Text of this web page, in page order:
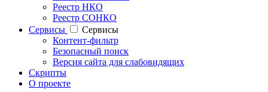
Реестр НКО
Реестр СОНКО
Cервисы
Cервисы
Контент-фильтр
Безопасный поиск
Версия сайта для слабовидящих
Скрипты
О проекте